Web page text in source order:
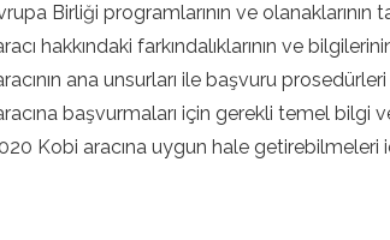
Birliği programlarının ve olanaklarının
hakkındaki farkındalıklarının ve
ana unsurları ile başvuru
başvurmaları için gerekli temel bilgi
Kobi aracına uygun hale